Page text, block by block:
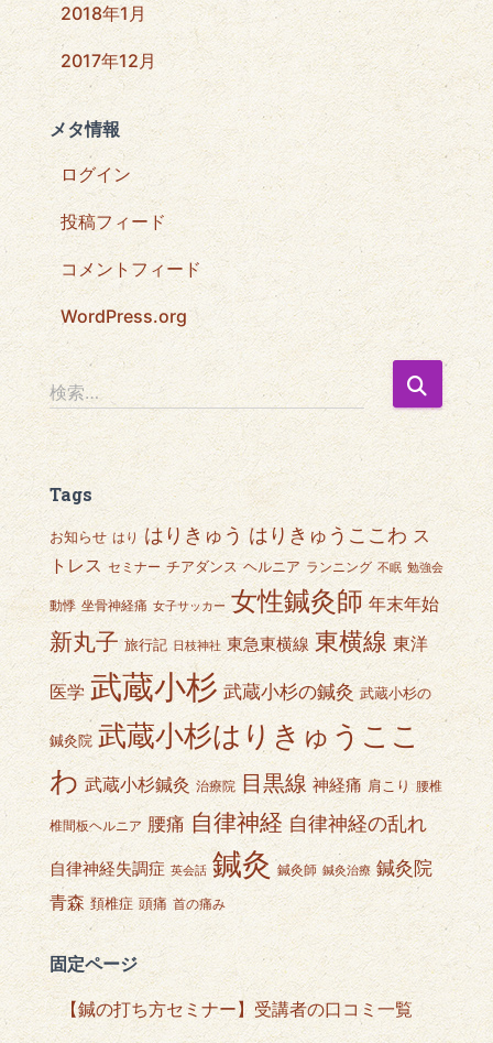
2018年1月
2017年12月
メタ情報
ログイン
投稿フィード
コメントフィード
WordPress.org
検
索
:
検索…
Tags
お知らせ はり はりきゅう はりきゅうここわ ス
トレス セミナー チアダンス ヘルニア ランニング 不眠 勉強会
動悸 坐骨神経痛 女子サッカー 女性鍼灸師 年末年始
新丸子 旅行記 日枝神社 東急東横線 東横線 東洋
医学 武蔵小杉 武蔵小杉の鍼灸 武蔵小杉の
鍼灸院 武蔵小杉はりきゅうここ
わ 武蔵小杉鍼灸 治療院 目黒線 神経痛 肩こり 腰椎
椎間板ヘルニア 腰痛 自律神経 自律神経の乱れ
自律神経失調症 英会話 鍼灸 鍼灸師 鍼灸治療 鍼灸院
青森 頚椎症 頭痛 首の痛み
固定ページ
【鍼の打ち方セミナー】受講者の口コミ一覧